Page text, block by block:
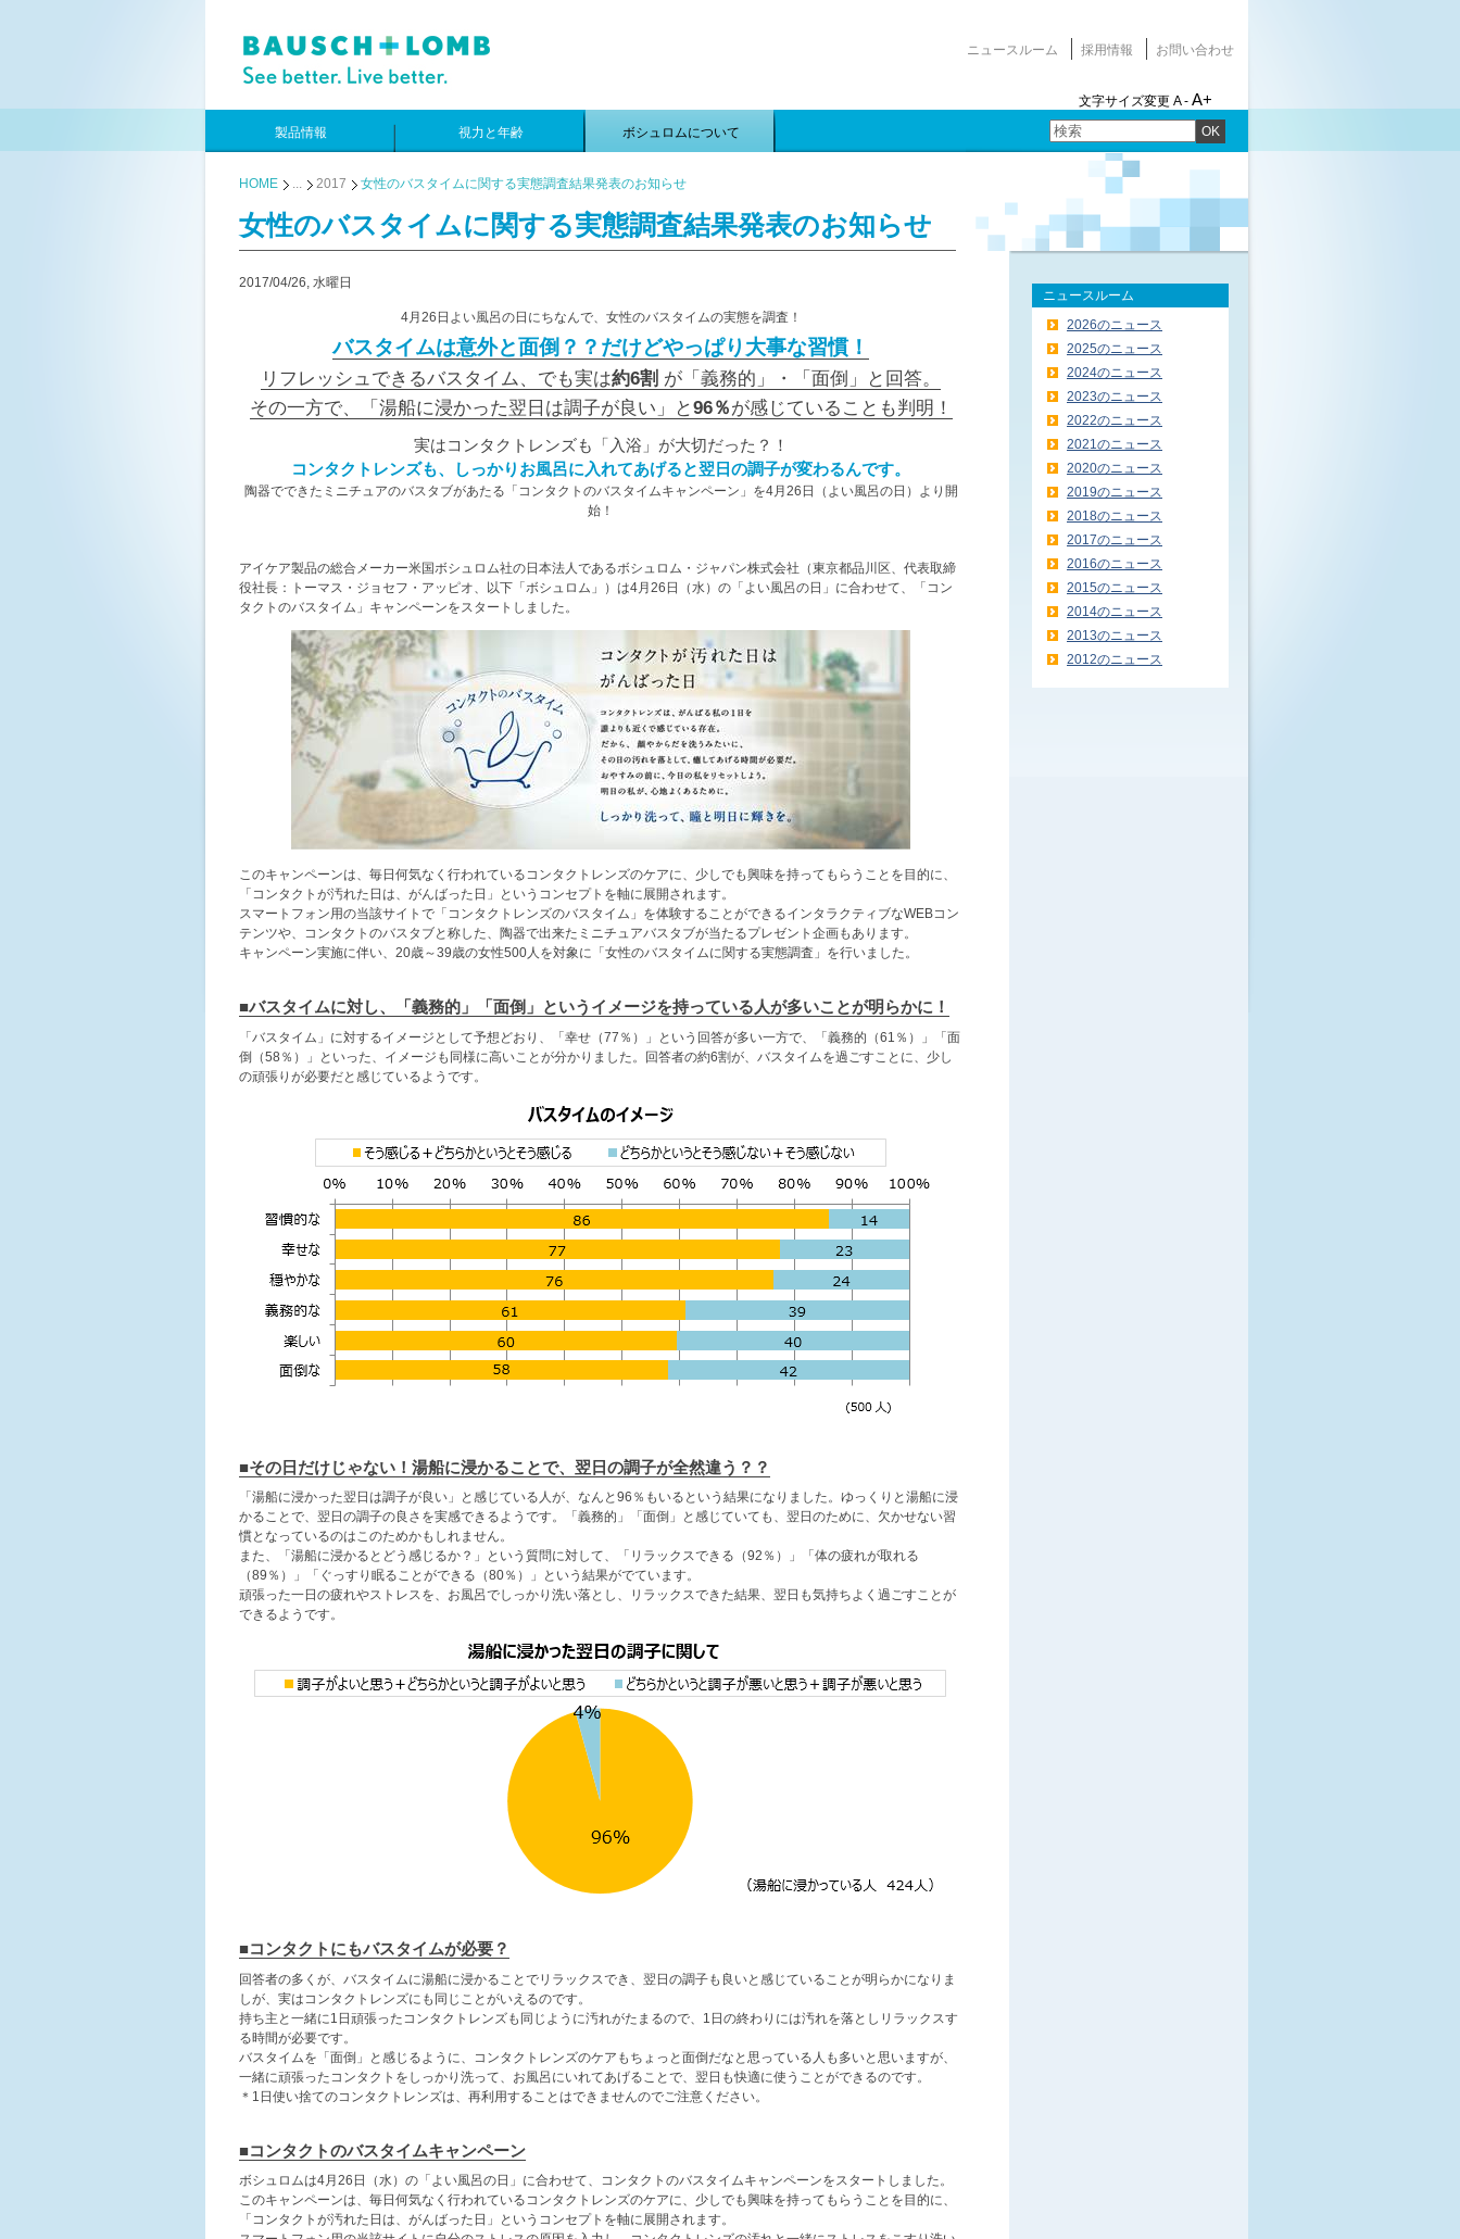
ニュースルーム 採用情報 お問い合わせ
文字サイズ変更 A - A+
OK
製品情報 視力と年齢 ボシュロムについて
HOME ... 2017 女性のバスタイムに関する実態調査結果発表のお知らせ
女性のバスタイムに関する実態調査結果発表のお知らせ
2017/04/26, 水曜日
4月26日よい風呂の日にちなんで、女性のバスタイムの実態を調査！
バスタイムは意外と面倒？？だけどやっぱり大事な習慣！
リフレッシュできるバスタイム、でも実は約6割 が「義務的」・「面倒」と回答。
その一方で、「湯船に浸かった翌日は調子が良い」と96％が感じていることも判明！
実はコンタクトレンズも「入浴」が大切だった？！
コンタクトレンズも、しっかりお風呂に入れてあげると翌日の調子が変わるんです。
陶器でできたミニチュアのバスタブがあたる「コンタクトのバスタイムキャンペーン」を4月26日（よい風呂の日）より開
始！
アイケア製品の総合メーカー米国ボシュロム社の日本法人であるボシュロム・ジャパン株式会社（東京都品川区、代表取締
役社長：トーマス・ジョセフ・アッピオ、以下「ボシュロム」）は4月26日（水）の「よい風呂の日」に合わせて、「コン
タクトのバスタイム」キャンペーンをスタートしました。
このキャンペーンは、毎日何気なく行われているコンタクトレンズのケアに、少しでも興味を持ってもらうことを目的に、
「コンタクトが汚れた日は、がんばった日」というコンセプトを軸に展開されます。
スマートフォン用の当該サイトで「コンタクトレンズのバスタイム」を体験することができるインタラクティブなWEBコン
テンツや、コンタクトのバスタブと称した、陶器で出来たミニチュアバスタブが当たるプレゼント企画もあります。
キャンペーン実施に伴い、20歳～39歳の女性500人を対象に「女性のバスタイムに関する実態調査」を行いました。
■バスタイムに対し、「義務的」「面倒」というイメージを持っている人が多いことが明らかに！
「バスタイム」に対するイメージとして予想どおり、「幸せ（77％）」という回答が多い一方で、「義務的（61％）」「面
倒（58％）」といった、イメージも同様に高いことが分かりました。回答者の約6割が、バスタイムを過ごすことに、少し
の頑張りが必要だと感じているようです。
■その日だけじゃない！湯船に浸かることで、翌日の調子が全然違う？？
「湯船に浸かった翌日は調子が良い」と感じている人が、なんと96％もいるという結果になりました。ゆっくりと湯船に浸
かることで、翌日の調子の良さを実感できるようです。「義務的」「面倒」と感じていても、翌日のために、欠かせない習
慣となっているのはこのためかもしれません。
また、「湯船に浸かるとどう感じるか？」という質問に対して、「リラックスできる（92％）」「体の疲れが取れる
（89％）」「ぐっすり眠ることができる（80％）」という結果がでています。
頑張った一日の疲れやストレスを、お風呂でしっかり洗い落とし、リラックスできた結果、翌日も気持ちよく過ごすことが
できるようです。
■コンタクトにもバスタイムが必要？
回答者の多くが、バスタイムに湯船に浸かることでリラックスでき、翌日の調子も良いと感じていることが明らかになりま
しが、実はコンタクトレンズにも同じことがいえるのです。
持ち主と一緒に1日頑張ったコンタクトレンズも同じように汚れがたまるので、1日の終わりには汚れを落としリラックスす
る時間が必要です。
バスタイムを「面倒」と感じるように、コンタクトレンズのケアもちょっと面倒だなと思っている人も多いと思いますが、
一緒に頑張ったコンタクトをしっかり洗って、お風呂にいれてあげることで、翌日も快適に使うことができるのです。
＊1日使い捨てのコンタクトレンズは、再利用することはできませんのでご注意ください。
■コンタクトのバスタイムキャンペーン
ボシュロムは4月26日（水）の「よい風呂の日」に合わせて、コンタクトのバスタイムキャンペーンをスタートしました。
このキャンペーンは、毎日何気なく行われているコンタクトレンズのケアに、少しでも興味を持ってもらうことを目的に、
「コンタクトが汚れた日は、がんばった日」というコンセプトを軸に展開されます。
ニュースルーム
2026のニュース
2025のニュース
2024のニュース
2023のニュース
2022のニュース
2021のニュース
2020のニュース
2019のニュース
2018のニュース
2017のニュース
2016のニュース
2015のニュース
2014のニュース
2013のニュース
2012のニュース